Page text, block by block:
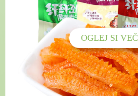
OGLEJ SI VEČ